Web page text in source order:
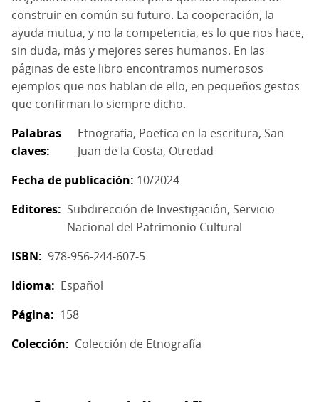
construir en común su futuro. La cooperación, la
ayuda mutua, y no la competencia, es lo que nos hace,
sin duda, más y mejores seres humanos. En las
páginas de este libro encontramos numerosos
ejemplos que nos hablan de ello, en pequeños gestos
que confirman lo siempre dicho.
Palabras
claves
Etnografia Poetica en la escritura San
Juan de la Costa Otredad
Fecha de publicación 10/2024
Editores
Subdirección de Investigación, Servicio
Nacional del Patrimonio Cultural
ISBN
978-956-244-607-5
Idioma
Español
Página
158
Colección
Colección de Etnografía